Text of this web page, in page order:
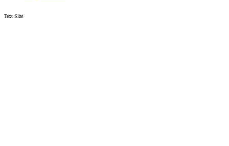
Text Size